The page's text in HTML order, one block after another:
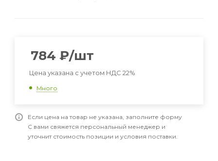
784 ₽/шт
Цена указана с учетом НДС 22%
Много
Если цена на товар не указана, заполните форму
С вами свяжется персональный менеджер и
уточнит стоимость позиции и условия поставки.